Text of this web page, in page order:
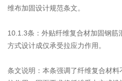
维布加固设计规范条文。
10.1.3条：外贴纤维复合材加固钢筋
方式设计成仅承受拉应力作用。
条文说明：本条强调了纤维复合材